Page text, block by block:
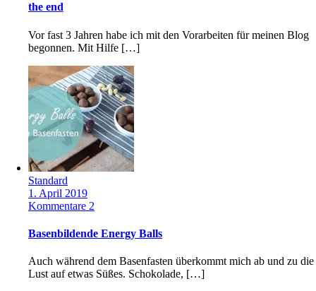
the end
Vor fast 3 Jahren habe ich mit den Vorarbeiten für meinen Blog
begonnen. Mit Hilfe […]
Standard
1. April 2019
Kommentare 2
Basenbildende Energy Balls
Auch während dem Basenfasten überkommt mich ab und zu die
Lust auf etwas Süßes. Schokolade, […]